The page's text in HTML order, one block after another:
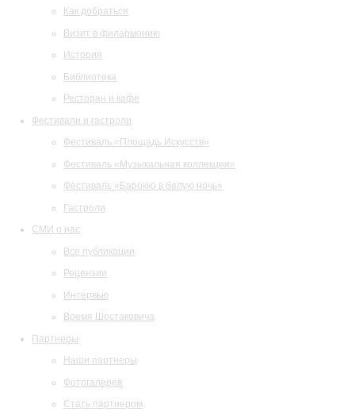
Как добраться
Визит в филармонию
История
Библиотека
Ресторан и кафе
Фестивали и гастроли
Фестиваль «Площадь Искусств»
Фестиваль «Музыкальная коллекция»
Фестиваль «Барокко в белую ночь»
Гастроли
СМИ о нас
Все публикации
Рецензии
Интервью
Время Шостаковича
Партнеры
Наши партнеры
Фотогалерея
Стать партнером